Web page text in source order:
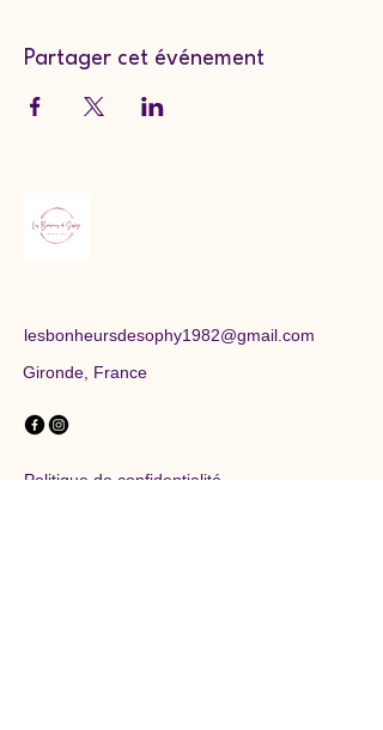
Partager cet événement
lesbonheursdesophy1982@gmail.com
Gironde, France
Politique de confidentialité